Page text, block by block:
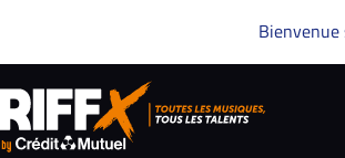
Bienvenue